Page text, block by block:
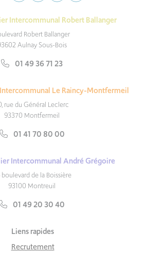
Intercommunal Robert Ballanger
Robert Ballanger
Aulnay Sous-Bois
01 49 36 71 23
Le Raincy-Montfermeil
rue du Général Leclerc
93370 Montfermeil
01 41 70 80 00
Intercommunal André Grégoire
boulevard de la Boissière
93100 Montreuil
01 49 20 30 40
Liens rapides
Recrutement